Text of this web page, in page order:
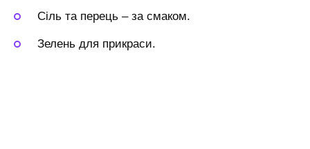
Сіль та перець – за смаком.
Зелень для прикраси.